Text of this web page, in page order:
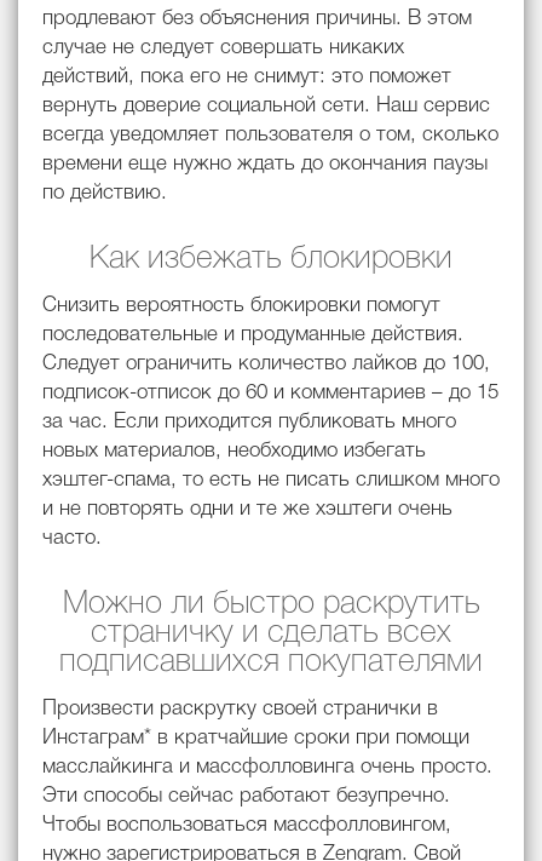
продлевают без объяснения причины. В этом
случае не следует совершать никаких
действий, пока его не снимут: это поможет
вернуть доверие социальной сети. Наш сервис
всегда уведомляет пользователя о том, сколько
времени еще нужно ждать до окончания паузы
по действию.
Как избежать блокировки
Снизить вероятность блокировки помогут
последовательные и продуманные действия.
Следует ограничить количество лайков до 100,
подписок-отписок до 60 и комментариев – до 15
за час. Если приходится публиковать много
новых материалов, необходимо избегать
хэштег-спама, то есть не писать слишком много
и не повторять одни и те же хэштеги очень
часто.
Можно ли быстро раскрутить
страничку и сделать всех
подписавшихся покупателями
Произвести раскрутку своей странички в
Инстаграм* в кратчайшие сроки при помощи
масслайкинга и массфолловинга очень просто.
Эти способы сейчас работают безупречно.
Чтобы воспользоваться массфолловингом,
нужно зарегистрироваться в Zengram. Свой